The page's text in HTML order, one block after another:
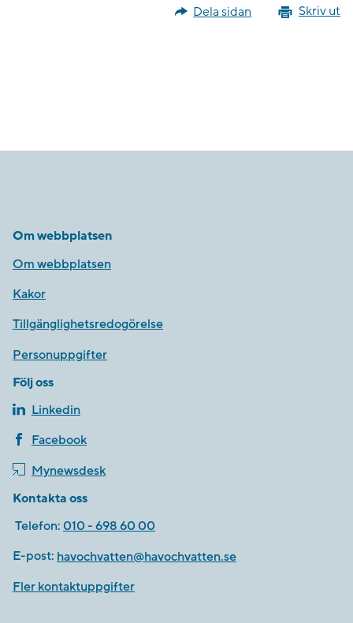
Skriv ut
Dela sidan
Om webbplatsen
Om webbplatsen
Kakor
Tillgänglighetsredogörelse
Personuppgifter
Följ oss
Linkedin
Facebook
Mynewsdesk
Kontakta oss
Telefon: 010 - 698 60 00
E-post: havochvatten@havochvatten.se
Fler kontaktuppgifter